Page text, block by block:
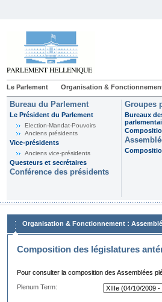
Le Parlement Organisation &
Bureau du Parlement
Le Président du Parlement
Election-Mandat-Pouvoirs
Anciens présidents
Vice-présidents
Anciens vice-présidents
Questeurs et secrétaires
Conférence des présidents
Groupes
Bureaux
Organisation & Fonctionnement :
Composition des législatures
Pour consulter la composition des Assemblées
Plenum Term: